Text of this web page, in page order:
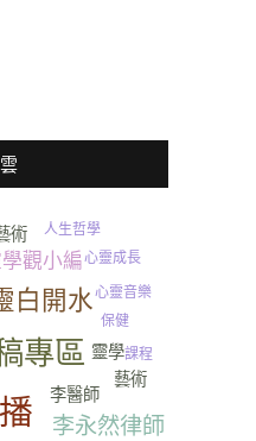
專區
白開水
李永然律師
觀小編
李醫師
靈學
藝術
術
保健
課程
心靈音樂
人生哲學
心靈成長